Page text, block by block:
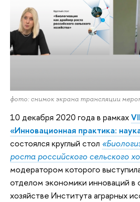
фото: снимок экрана трансляции
10 декабря 2020 года в рамках
«Инновационная практика:
состоялся круглый стол
роста российского сельского
модератором которого
отделом экономики инноваций в
хозяйстве Института аграрных